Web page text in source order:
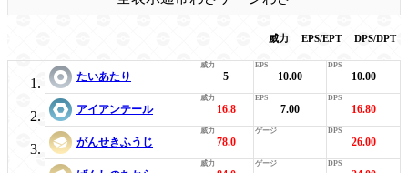
威力 EPS/EPT DPS/DPT
たいあたり 5 10.00 10.00
アイアンテール 16.8 7.00 16.80
がんせきふうじ 78.0 26.00